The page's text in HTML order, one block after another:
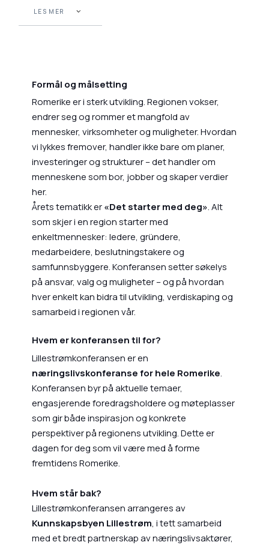
LES MER
Formål og målsetting
Romerike er i sterk utvikling. Regionen vokser,
endrer seg og rommer et mangfold av
mennesker, virksomheter og muligheter. Hvordan
vi lykkes fremover, handler ikke bare om planer,
investeringer og strukturer – det handler om
menneskene som bor, jobber og skaper verdier
her.
Årets tematikk er«Det starter med deg». Alt
som skjer i en region starter med
enkeltmennesker: ledere, gründere,
medarbeidere, beslutningstakere og
samfunnsbyggere. Konferansen setter søkelys
på ansvar, valg og muligheter – og på hvordan
hver enkelt kan bidra til utvikling, verdiskaping og
samarbeid i regionen vår.
Hvem er konferansen til for?
Lillestrømkonferansen er en
næringslivskonferanse for hele Romerike.
Konferansen byr på aktuelle temaer,
engasjerende foredragsholdere og møteplasser
som gir både inspirasjon og konkrete
perspektiver på regionens utvikling. Dette er
dagen for deg som vil være med å forme
fremtidens Romerike.
Hvem står bak?
Lillestrømkonferansen arrangeres av
Kunnskapsbyen Lillestrøm, i tett samarbeid
med et bredt partnerskap av næringslivsaktører,